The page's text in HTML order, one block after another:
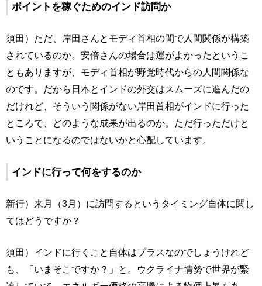
ポイントを稼ぐためのインド訪問か
須田）ただ、岸田さんとモディ首相の間で人間関係が構築
されているのか。安倍さんの場合は運がよかったというこ
ともありますが、モディ首相が野党時代からの人間関係な
のです。だから日本とインドの外交はスムーズに進んだの
だけれど、そういう関係がない岸田首相がインドに行った
ところで、どのような成果が出るのか。ただ行っただけと
いうことになるのではないかと心配しています。
インドに行って何をするのか
新行）来月（3月）に訪問するというタイミング自体に関し
てはどうですか？
須田）インドに行くこと自体はプラスなのでしょうけれど
も、「いまそこですか？」と。ウクライナ情勢で世界が緊